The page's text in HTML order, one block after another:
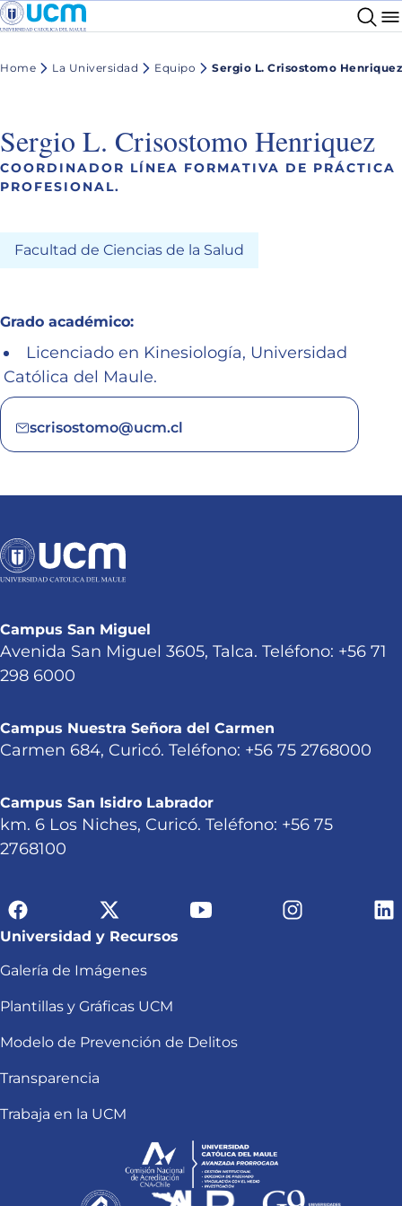
Home La Universidad Equipo Sergio L. Crisostomo Henriquez
Sergio L. Crisostomo Henriquez
COORDINADOR LÍNEA FORMATIVA DE PRÁCTICA
PROFESIONAL.
Facultad de Ciencias de la Salud
Grado académico:
Licenciado en Kinesiología, Universidad
Católica del Maule.
scrisostomo@ucm.cl
Campus San Miguel
Avenida San Miguel 3605, Talca. Teléfono: +56 71
298 6000
Campus Nuestra Señora del Carmen
Carmen 684, Curicó. Teléfono: +56 75 2768000
Campus San Isidro Labrador
km. 6 Los Niches, Curicó. Teléfono: +56 75
2768100
Universidad y Recursos
Galería de Imágenes
Plantillas y Gráficas UCM
Modelo de Prevención de Delitos
Transparencia
Trabaja en la UCM